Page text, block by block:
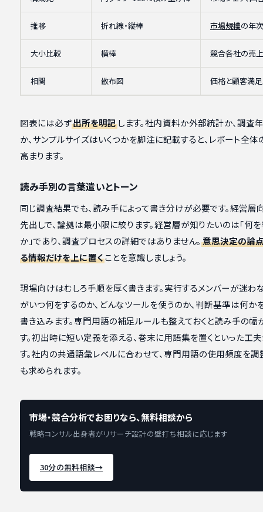
推移 折れ線・縦棒 市場規模の年
大小比較 横棒 競合各社の売
相関 散布図 価格と顧客満
図表には必ず出所を明記します。社内資料か外部統計か、調査
か、サンプルサイズはいくつかを脚注に記載すると、レポート全
高まります。
読み手別の言葉遣いとトーン
同じ調査結果でも、読み手によって書き分けが必要です。経営層
先出しで、論拠は最小限に絞ります。経営層が知りたいのは「何
か」であり、調査プロセスの詳細ではありません。 意思決定の論
る情報だけを上に置くことを意識しましょう。
現場向けはむしろ手順を厚く書きます。実行するメンバーが迷わ
がいつ何をするのか、どんなツールを使うのか、判断基準は何か
書き込みます。専門用語の補足ルールも整えておくと読み手の幅
す。初出時に短い定義を添える、巻末に用語集を置くといった工
す。社内の共通語彙レベルに合わせて、専門用語の使用頻度を
も求められます。
市場・競合分析でお困りなら、無料相談から
戦略コンサル出身者がリサーチ設計の壁打ち相談に応じます
30分の無料相談→